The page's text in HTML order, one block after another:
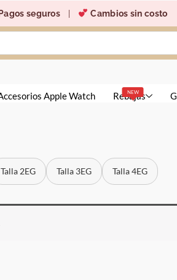
Pagos seguros Cambios sin costo
Apple Watch NEW
Rebajas
Talla 2EG Talla 3EG Talla 4EG